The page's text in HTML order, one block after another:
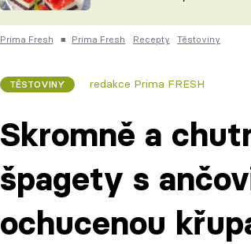
ČESKO NA TALÍŘI
KUCHAŘKA
Prima Fresh ■ Prima Fresh Recepty Těstoviny
TĚSTOVINY redakce Prima FRESH
Skromně a
špagety s
ochucenou